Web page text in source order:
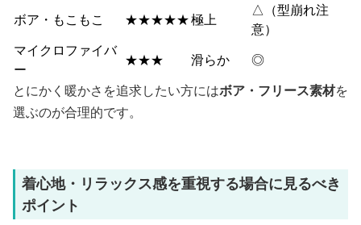
ボア・もこもこ
★★★★★極上
△（型崩れ注
意）
マイクロファイバ
ー
★★★ 滑らか
◎
とにかく暖かさを追求したい方にはボア・フリース素材を
選ぶのが合理的です。
着心地・リラックス感を重視する場合に見るべき
ポイント